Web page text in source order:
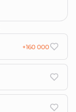
+160 000